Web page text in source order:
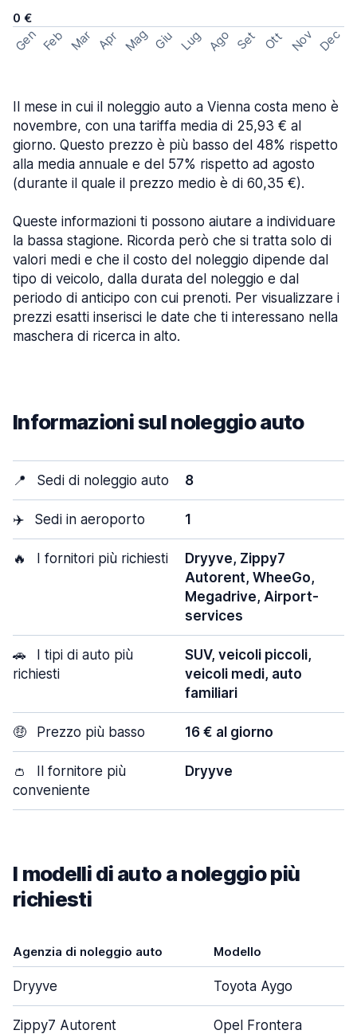
0 €
Gen Feb Mar Apr Mag Giu Lug Ago Set Ott Nov Dec
Il mese in cui il noleggio auto a Vienna costa meno è
novembre, con una tariffa media di 25,93 € al
giorno. Questo prezzo è più basso del 48% rispetto
alla media annuale e del 57% rispetto ad agosto
(durante il quale il prezzo medio è di 60,35 €).
Queste informazioni ti possono aiutare a individuare
la bassa stagione. Ricorda però che si tratta solo di
valori medi e che il costo del noleggio dipende dal
tipo di veicolo, dalla durata del noleggio e dal
periodo di anticipo con cui prenoti. Per visualizzare i
prezzi esatti inserisci le date che ti interessano nella
maschera di ricerca in alto.
Informazioni sul noleggio auto
📍 Sedi di noleggio auto 8
✈️ Sedi in aeroporto 1
🔥 I fornitori più richiesti
Dryyve, Zippy7
Autorent, WheeGo,
Megadrive, Airport-
services
🚗
I tipi di auto più
richiesti
SUV, veicoli piccoli,
veicoli medi, auto
familiari
🤑 Prezzo più basso 16 € al giorno
👛
Il fornitore più
conveniente
Dryyve
I modelli di auto a noleggio più
richiesti
Agenzia di noleggio auto Modello
Dryyve Toyota Aygo
Zippy7 Autorent Opel Frontera